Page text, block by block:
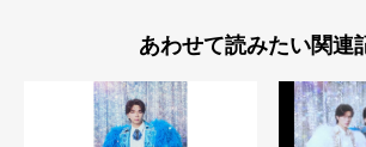
あわせて読みたい関連